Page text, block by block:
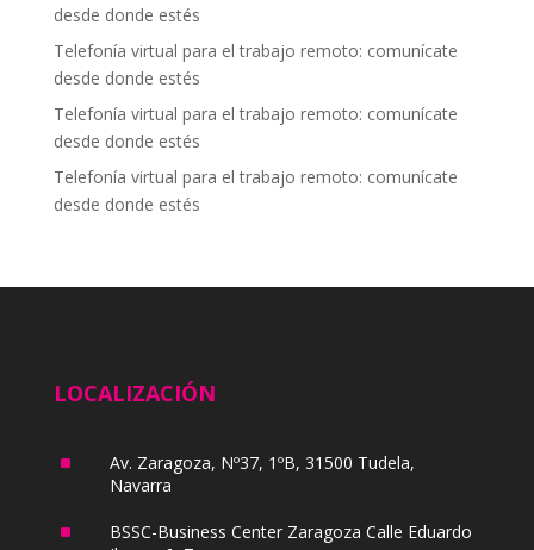
desde donde estés
Telefonía virtual para el trabajo remoto: comunícate
desde donde estés
Telefonía virtual para el trabajo remoto: comunícate
desde donde estés
Telefonía virtual para el trabajo remoto: comunícate
desde donde estés
LOCALIZACIÓN
^
Av. Zaragoza, Nº37, 1ºB, 31500 Tudela,
Navarra
^
BSSC-Business Center Zaragoza Calle Eduardo